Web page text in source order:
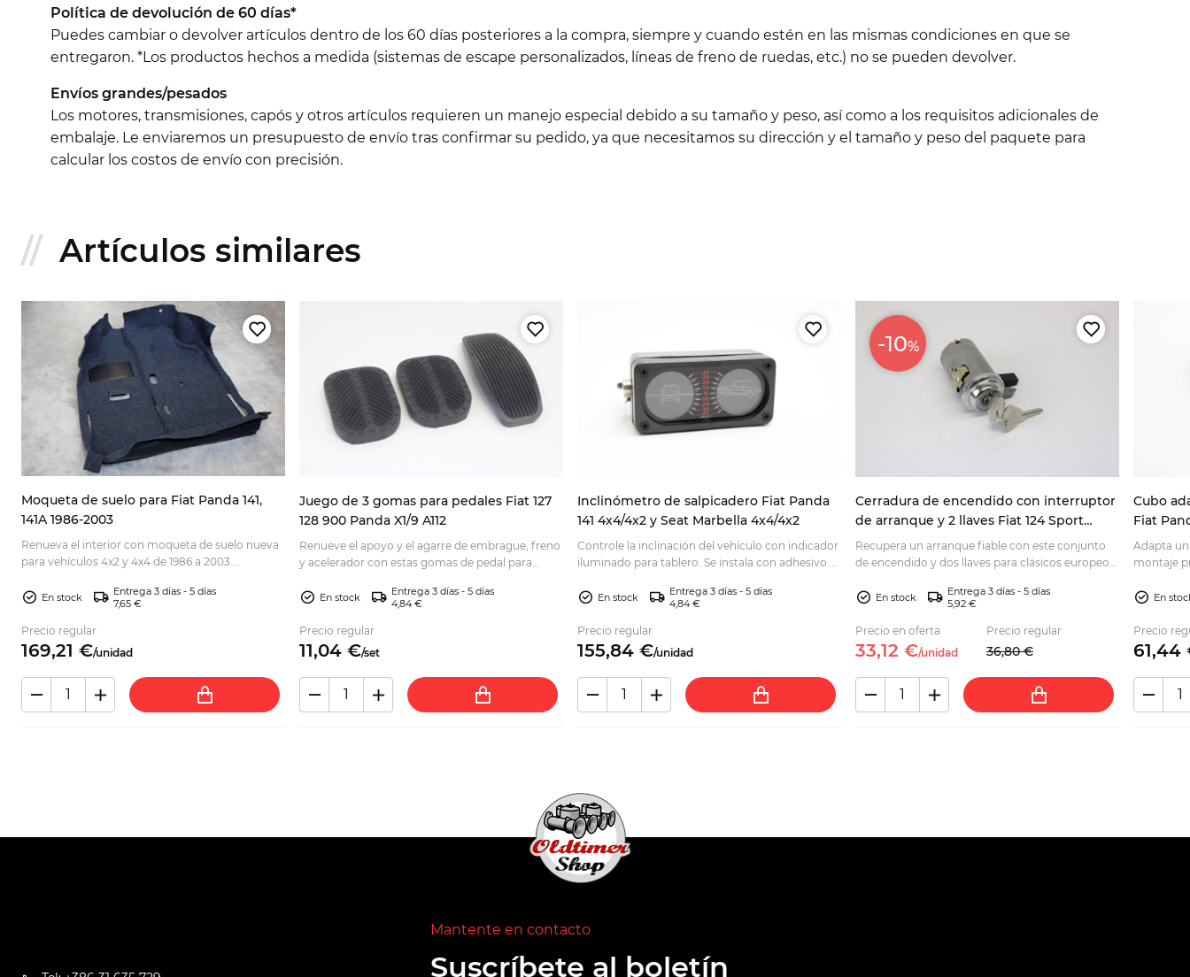
Política de devolución de 60 días*
Puedes cambiar o devolver artículos dentro de los 60 días posteriores a la compra, siempre y cuando estén en las mismas condiciones en que se
entregaron. *Los productos hechos a medida (sistemas de escape personalizados, líneas de freno de ruedas, etc.) no se pueden devolver.
Envíos grandes/pesados
Los motores, transmisiones, capós y otros artículos requieren un manejo especial debido a su tamaño y peso, así como a los requisitos adicionales de
embalaje. Le enviaremos un presupuesto de envío tras confirmar su pedido, ya que necesitamos su dirección y el tamaño y peso del paquete para
calcular los costos de envío con precisión.
Artículos similares
Moqueta de suelo para Fiat Panda 141,
141A 1986-2003
Renueva el interior con moqueta de suelo nueva
para vehículos 4x2 y 4x4 de 1986 a 2003.
En stock
Entrega 3 días - 5 días
7,65 €
Precio regular
169,21 €/unidad
Juego de 3 gomas para pedales Fiat 127
128 900 Panda X1/9 A112
Renueve el apoyo y el agarre de embrague, freno
y acelerador con estas gomas de pedal para
En stock
Entrega 3 días - 5 días
4,84 €
Precio regular
11,04 €/set
Inclinómetro de salpicadero Fiat Panda
141 4x4/4x2 y Seat Marbella 4x4/4x2
Controle la inclinación del vehículo con indicador
iluminado para tablero. Se instala con adhesivo o
En stock
Entrega 3 días - 5 días
4,84 €
Precio regular
155,84 €/unidad
-10%
Cerradura de encendido con interruptor
de arranque y 2 llaves Fiat 124 Sport
Spider AS, BS, BS1, Coupé AS, BC, CC, 850
Coupé y Dino
Recupera un arranque fiable con este conjunto
de encendido y dos llaves para clásicos europeos.
En stock
Entrega 3 días - 5 días
5,92 €
Precio en oferta
33,12 €/unidad
Precio regular
36,80 €
Cubo
Fiat
Adapta
montaje
En
Precio
61,44
Mantente en contacto
Suscríbete al boletín